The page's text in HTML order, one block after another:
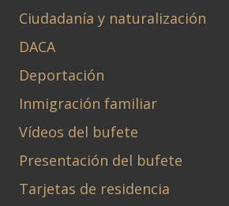
Ciudadanía y naturalización
DACA
Deportación
Inmigración familiar
Vídeos del bufete
Presentación del bufete
Tarjetas de residencia